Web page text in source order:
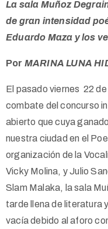
La sala Muñoz
de gran intensidad
Eduardo Maza y los
Por MARINA LUNA
El pasado viernes 22
combate del concurso
abierto que cuya
nuestra ciudad en el
organización de la
Vicky Molina, y Julio
Slam Malaka, la sala
tarde llena de literatura
vacía debido al aforo